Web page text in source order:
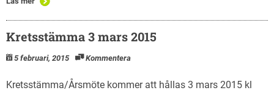
Kretsstämma 3 mars 2015
5 februari, 2015 Kommentera
Kretsstämma/Årsmöte kommer att hållas 3 mars 2015 kl